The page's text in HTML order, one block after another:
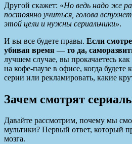
Другой скажет: «Но ведь надо же
постоянно учиться, голова
этой цели и нужны сериальчики».
И вы все будете правы. Если
убивая время — то да,
лучшем случае, вы прокачаетесь
на кофе-паузе в офисе, когда будете
серии или рекламировать, какие
Зачем смотрят
Давайте рассмотрим, почему мы
мультики? Первый ответ, который
мозга.